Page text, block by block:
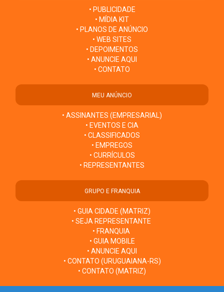
• PUBLICIDADE
• MÍDIA KIT
• PLANOS DE ANÚNCIO
• WEB SITES
• DEPOIMENTOS
• ANUNCIE AQUI
• CONTATO
MEU ANÚNCIO
• ASSINANTES (EMPRESARIAL)
• EVENTOS E CIA
• CLASSIFICADOS
• EMPREGOS
• CURRÍCULOS
• REPRESENTANTES
GRUPO E FRANQUIA
• GUIA CIDADE (MATRIZ)
• SEJA REPRESENTANTE
• FRANQUIA
• GUIA MOBILE
• ANUNCIE AQUI
• CONTATO (URUGUAIANA-RS)
• CONTATO (MATRIZ)